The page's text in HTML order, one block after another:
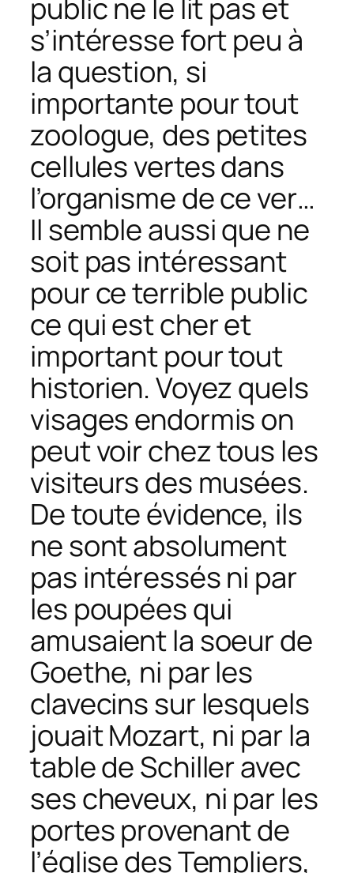
public ne le lit pas et
s’intéresse fort peu à
la question, si
importante pour tout
zoologue, des petites
cellules vertes dans
l’organisme de ce ver…
Il semble aussi que ne
soit pas intéressant
pour ce terrible public
ce qui est cher et
important pour tout
historien. Voyez quels
visages endormis on
peut voir chez tous les
visiteurs des musées.
De toute évidence, ils
ne sont absolument
pas intéressés ni par
les poupées qui
amusaient la soeur de
Goethe, ni par les
clavecins sur lesquels
jouait Mozart, ni par la
table de Schiller avec
ses cheveux, ni par les
portes provenant de
l’église des Templiers,